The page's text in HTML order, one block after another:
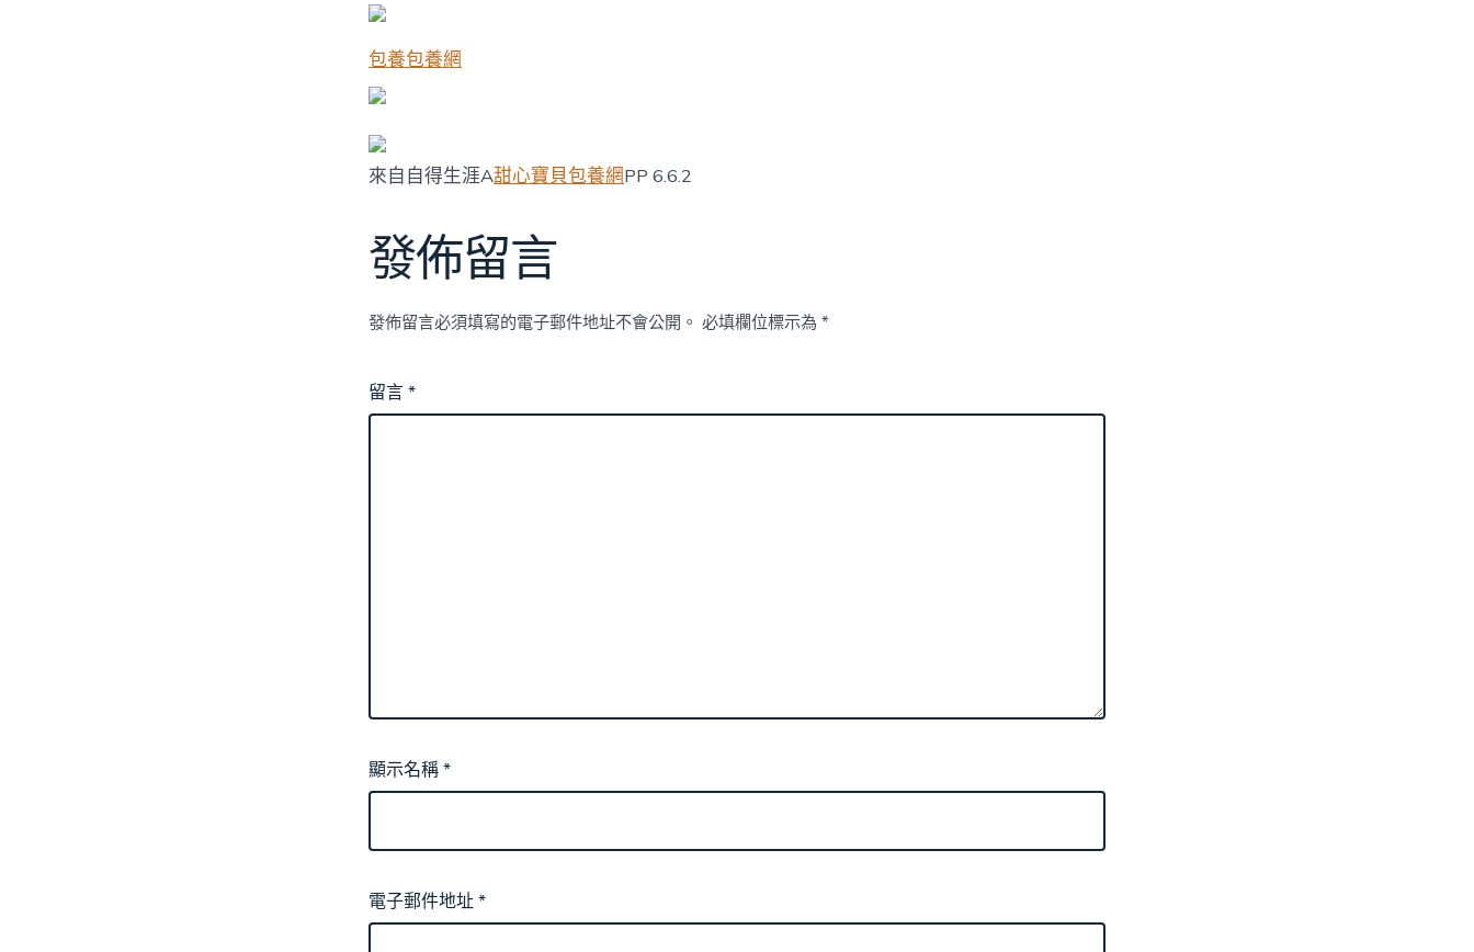
包養包養網
來自自得生涯A甜心寶貝包養網PP 6.6.2
發佈留言
發佈留言必須填寫的電子郵件地址不會公開。 必填欄位標示為 *
留言*
顯示名稱*
電子郵件地址*